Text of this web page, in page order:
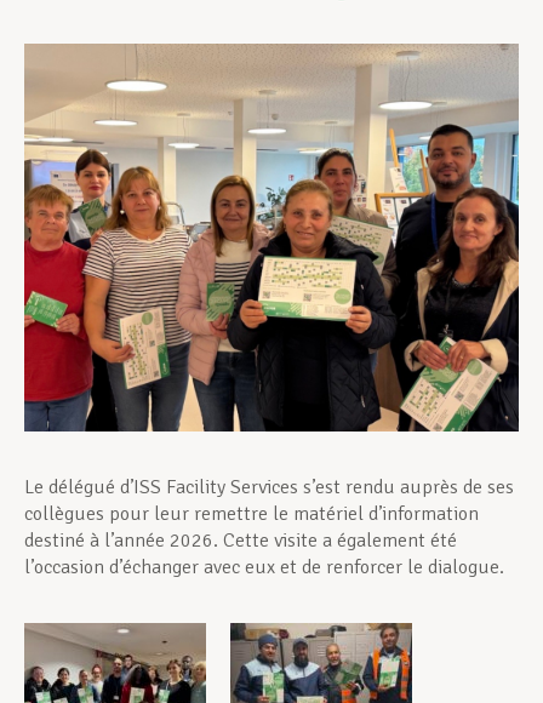
Assistance en vie privée
Développement professionnel
Devenir Membre
Actualités
Le délégué d’ISS Facility Services s’est rendu auprès de ses
collègues pour leur remettre le matériel d’information
destiné à l’année 2026. Cette visite a également été
l’occasion d’échanger avec eux et de renforcer le dialogue.